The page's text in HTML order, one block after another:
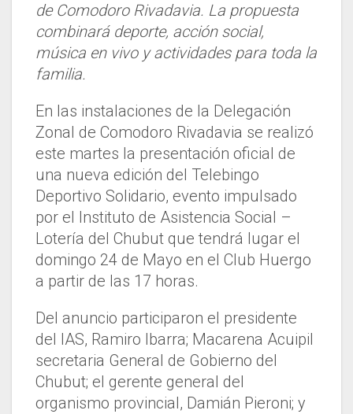
de Comodoro Rivadavia. La propuesta
combinará deporte, acción social,
música en vivo y actividades para toda la
familia.
En las instalaciones de la Delegación
Zonal de Comodoro Rivadavia se realizó
este martes la presentación oficial de
una nueva edición del Telebingo
Deportivo Solidario, evento impulsado
por el Instituto de Asistencia Social –
Lotería del Chubut que tendrá lugar el
domingo 24 de Mayo en el Club Huergo
a partir de las 17 horas.
Del anuncio participaron el presidente
del IAS, Ramiro Ibarra; Macarena Acuipil
secretaria General de Gobierno del
Chubut; el gerente general del
organismo provincial, Damián Pieroni; y